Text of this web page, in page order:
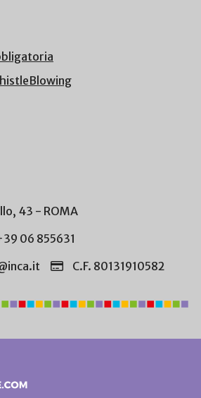
43 - ROMA
06 855631
C.F. 80131910582